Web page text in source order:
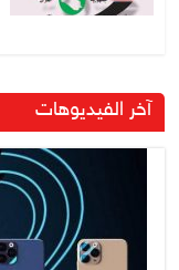
آخر الفيديوهات